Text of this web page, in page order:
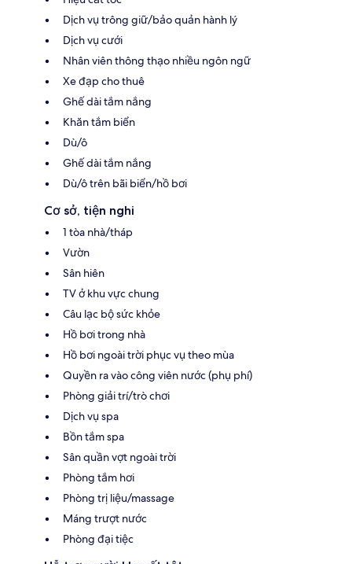
Dịch vụ trông giữ/bảo quản hành lý
Dịch vụ cưới
Nhân viên thông thạo nhiều ngôn ngữ
Xe đạp cho thuê
Ghế dài tắm nắng
Khăn tắm biển
Dù/ô
Ghế dài tắm nắng
Dù/ô trên bãi biển/hồ bơi
Cơ sở, tiện nghi
1 tòa nhà/tháp
Vườn
Sân hiên
TV ở khu vực chung
Câu lạc bộ sức khỏe
Hồ bơi trong nhà
Hồ bơi ngoài trời phục vụ theo mùa
Quyền ra vào công viên nước (phụ phí)
Phòng giải trí/trò chơi
Dịch vụ spa
Bồn tắm spa
Sân quần vợt ngoài trời
Phòng tắm hơi
Phòng trị liệu/massage
Máng trượt nước
Phòng đại tiệc